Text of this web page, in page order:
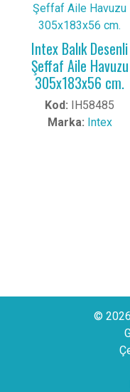
Intex Balık Desenli
Şeffaf Aile Havuzu
305x183x56 cm.
Kod: IH58485
Marka: Intex
©